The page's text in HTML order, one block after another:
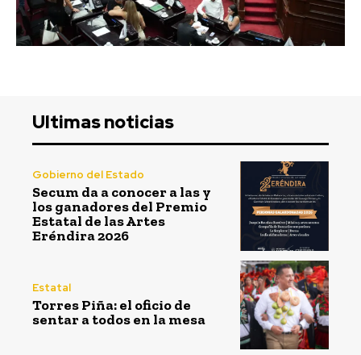
Ultimas noticias
Gobierno del Estado
Secum da a conocer a las y
los ganadores del Premio
Estatal de las Artes
Eréndira 2026
Estatal
Torres Piña: el oficio de
sentar a todos en la mesa